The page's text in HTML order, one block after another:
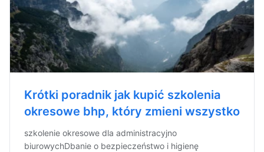
Krótki poradnik jak kupić szkolenia
okresowe bhp, który zmieni wszystko
szkolenie okresowe dla administracyjno
biurowychDbanie o bezpieczeństwo i higienę